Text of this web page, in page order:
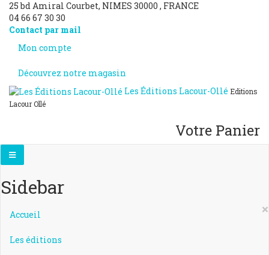
25 bd Amiral Courbet, NIMES 30000 , FRANCE
04 66 67 30 30
Contact par mail
Mon compte
Découvrez notre magasin
Les Éditions Lacour-Ollé Editions
Lacour Ollé
Votre Panier
Sidebar
×
Accueil
Les éditions